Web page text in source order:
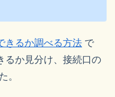
きるか調べる方法 で
るか見分け、接続口の
。